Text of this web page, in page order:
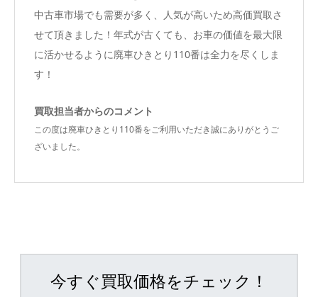
中古車市場でも需要が多く、人気が高いため高価買取さ
せて頂きました！年式が古くても、お車の価値を最大限
に活かせるように廃車ひきとり110番は全力を尽くしま
す！
買取担当者からのコメント
この度は廃車ひきとり110番をご利用いただき誠にありがとうご
ざいました。
今すぐ買取価格をチェック！